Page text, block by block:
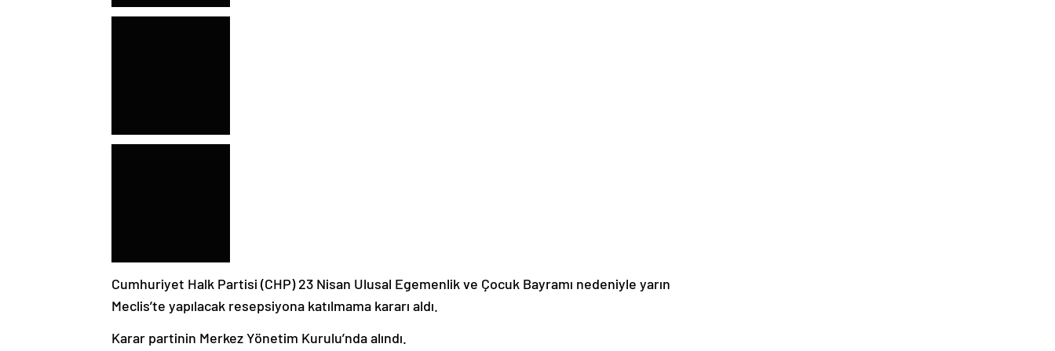
Cumhuriyet Halk Partisi (CHP) 23 Nisan Ulusal Egemenlik ve Çocuk Bayramı nedeniyle yarın
Meclis’te yapılacak resepsiyona katılmama kararı aldı.
Karar partinin Merkez Yönetim Kurulu’nda alındı.